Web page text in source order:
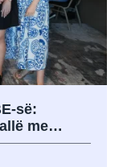
së:
me…